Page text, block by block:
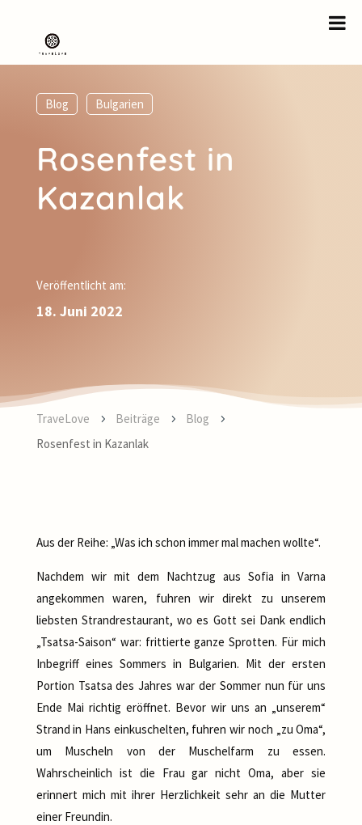
Blog Bulgarien
Rosenfest in
Kazanlak
Veröffentlicht am:
18. Juni 2022
TraveLove 5 Beiträge 5 Blog 5
Rosenfest in Kazanlak
Aus der Reihe: „Was ich schon immer mal machen wollte“.
Nachdem wir mit dem Nachtzug aus Sofia in Varna
angekommen waren, fuhren wir direkt zu unserem
liebsten Strandrestaurant, wo es Gott sei Dank endlich
„Tsatsa-Saison“ war: frittierte ganze Sprotten. Für mich
Inbegriff eines Sommers in Bulgarien. Mit der ersten
Portion Tsatsa des Jahres war der Sommer nun für uns
Ende Mai richtig eröffnet. Bevor wir uns an „unserem“
Strand in Hans einkuschelten, fuhren wir noch „zu Oma“,
um Muscheln von der Muschelfarm zu essen.
Wahrscheinlich ist die Frau gar nicht Oma, aber sie
erinnert mich mit ihrer Herzlichkeit sehr an die Mutter
einer Freundin.